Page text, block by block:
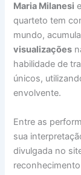
Maria Milanesi
quarteto tem
mundo,
visualizações
habilidade de
únicos,
envolvente.
Entre as
sua
divulgada no